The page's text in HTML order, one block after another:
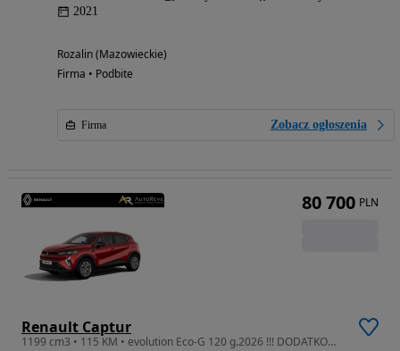
2021
Rozalin (Mazowieckie)
Firma • Podbite
Firma Zobacz ogłoszenia
Renault Captur
1199 cm3 • 115 KM • evolution Eco-G 120 g.2026 !!! DODATKOWY RABAT !!!
80 700 PLN